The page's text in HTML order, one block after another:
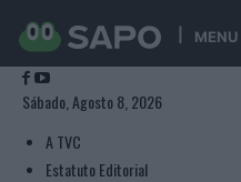
MENU
Sábado, Agosto 8, 2026
A TVC
Estatuto Editorial